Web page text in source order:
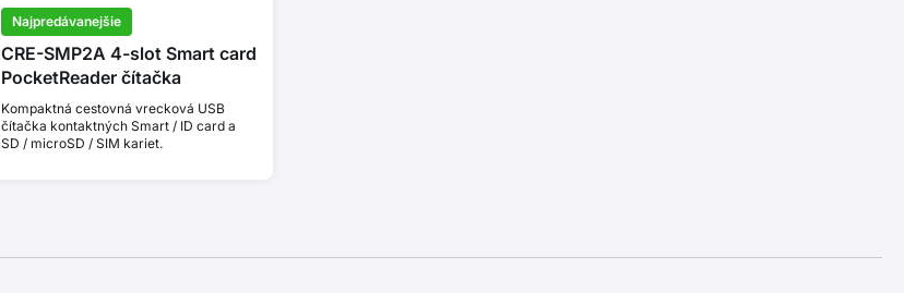
Najpredávanejšie
CRE-SMP2A 4-slot Smart card
PocketReader čítačka
Kompaktná cestovná vrecková USB
čítačka kontaktných Smart / ID card a
SD / microSD / SIM kariet.